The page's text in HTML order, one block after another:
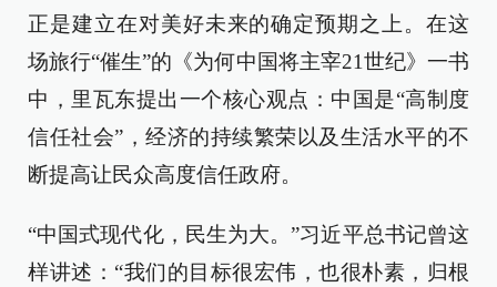
正是建立在对美好未来的确定预期之上。在这
场旅行“催生”的《为何中国将主宰21世纪》一书
中，里瓦东提出一个核心观点：中国是“高制度
信任社会”，经济的持续繁荣以及生活水平的不
断提高让民众高度信任政府。
“中国式现代化，民生为大。”习近平总书记曾这
样讲述：“我们的目标很宏伟，也很朴素，归根